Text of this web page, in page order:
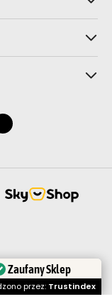
Zaufany Sklep
przez: Trustindex